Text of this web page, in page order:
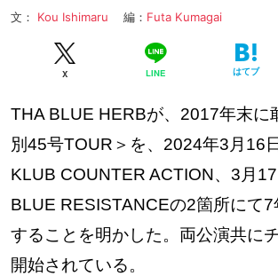
文： Kou Ishimaru 編： Futa Kumagai
X LINE はてブ
THA BLUE HERBが、2017年末に
別45号TOUR＞を、2024年3月16
KLUB COUNTER ACTION、3月
BLUE RESISTANCEの2箇所にて7
することを明かした。両公演共に
開始されている。